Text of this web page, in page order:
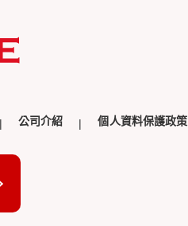
公司介紹 個人資料保護政策